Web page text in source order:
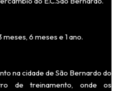
meses, 6 meses e 1 ano.
na cidade de São Bernardo do
de treinamento, onde os